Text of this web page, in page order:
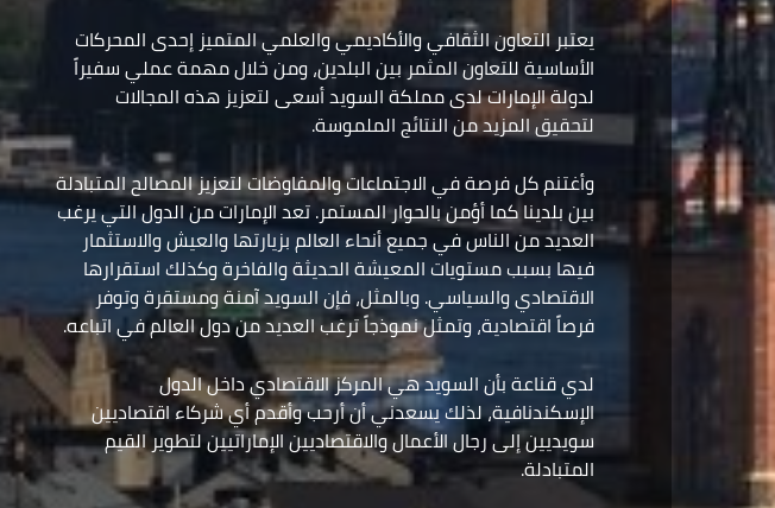
يعتبر التعاون الثقافي والأكاديمي والعلمي المتميز إحدى المحركات
الأساسية للتعاون المثمر بين البلدين، ومن خلال مهمة عملي سفيراً
لدولة الإمارات لدى مملكة السويد أسعى لتعزيز هذه المجالات
لتحقيق المزيد من النتائج الملموسة.
وأغتنم كل فرصة في الاجتماعات والمفاوضات لتعزيز المصالح المتبادلة
بين بلدينا كما أؤمن بالحوار المستمر. تعد الإمارات من الدول التي يرغب
العديد من الناس في جميع أنحاء العالم بزيارتها والعيش والاستثمار
فيها بسبب مستويات المعيشة الحديثة والفاخرة وكذلك استقرارها
الاقتصادي والسياسي. وبالمثل، فإن السويد آمنة ومستقرة وتوفر
فرصاً اقتصادية، وتمثل نموذجاً ترغب العديد من دول العالم في اتباعه.
لدي قناعة بأن السويد هي المركز الاقتصادي داخل الدول
الإسكندنافية، لذلك يسعدني أن أرحب وأقدم أي شركاء اقتصاديين
سويديين إلى رجال الأعمال والاقتصاديين الإماراتيين لتطوير القيم
المتبادلة.